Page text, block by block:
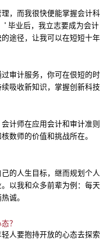
，而我很快便能掌握会计科
" 毕业后，我立志要成为会计
途径，让我可以在短短十年
审计服务，你可在佷短的时
吸收新知识，掌握创新科技
计师在应用会计和审计准则
数师的价值和挑战所在。
的人生目标，继而规划个人
以我和众多前辈为例：每天
诚。
？
人要抱持开放的心态去探索